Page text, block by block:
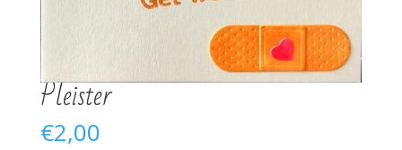
Pleister
€2,00